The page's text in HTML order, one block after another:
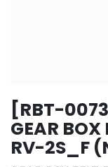
[RBT-
GEAR
RV-2S_F